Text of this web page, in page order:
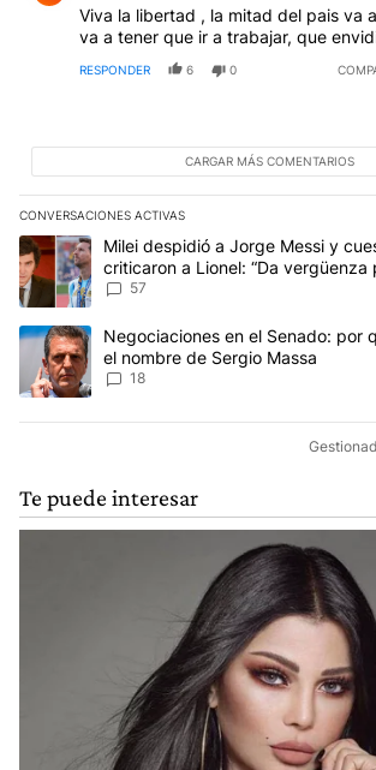
Viva la libertad , la mitad del pais va
va a tener que ir a trabajar, que
RESPONDER 6 0
CARGAR MÁS COMENTARIOS
CONVERSACIONES ACTIVAS
Este listado muestra los artículos con más
Un artículo de tendencia con el título "Milei
Milei despidió a Jorge Messi y
criticaron a Lionel: “Da vergüenza
anti-Messi”
57
Un artículo de tendencia con el título
Negociaciones en el Senado: por
el nombre de Sergio Massa
18